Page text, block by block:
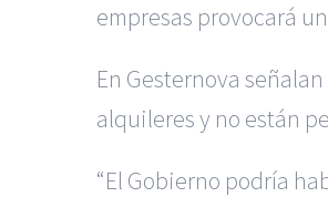
empresas provocará
En Gesternova
alquileres y no están
“El Gobierno podría